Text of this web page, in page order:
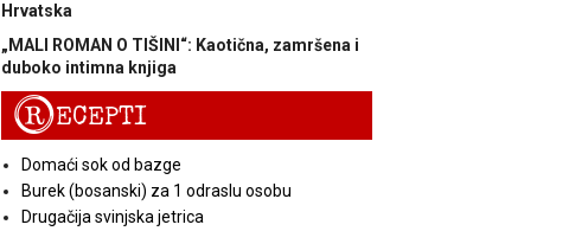
Hrvatska
„MALI ROMAN O TIŠINI“: Kaotična, zamršena i
duboko intimna knjiga
RECEPTI
Domaći sok od bazge
Burek (bosanski) za 1 odraslu osobu
Drugačija svinjska jetrica